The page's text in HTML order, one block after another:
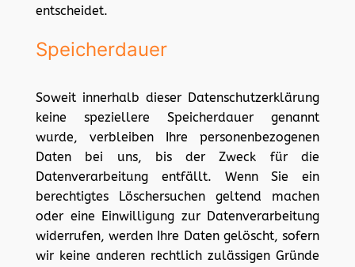
entscheidet.
Speicherdauer
Soweit innerhalb dieser Datenschutzerklärung
keine speziellere Speicherdauer genannt
wurde, verbleiben Ihre personenbezogenen
Daten bei uns, bis der Zweck für die
Datenverarbeitung entfällt. Wenn Sie ein
berechtigtes Löschersuchen geltend machen
oder eine Einwilligung zur Datenverarbeitung
widerrufen, werden Ihre Daten gelöscht, sofern
wir keine anderen rechtlich zulässigen Gründe